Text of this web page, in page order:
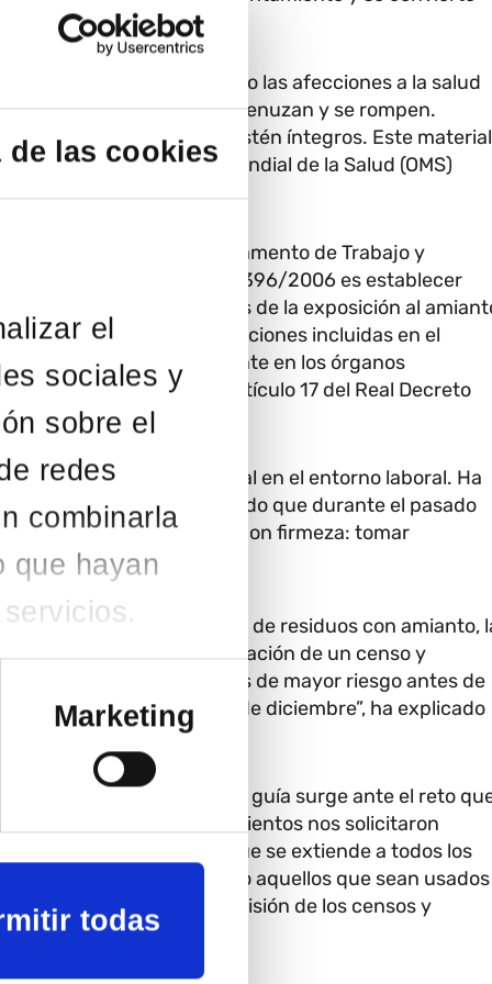
de las cookies
el
sociales y
sobre el
redes
combinarla
que hayan
Marketing
todas
Bizkaia) ha expuesto las afecciones a la salud
materiales que se desmenuzan y se rompen.
su fabricación mientras estén íntegros. Este material
La Organización Mundial de la Salud (OMS)
de Bizkaia del Departamento de Trabajo y
objeto del Real Decreto 396/2006 es establecer
los riesgos derivados de la exposición al
actividades u operaciones incluidas en el
por amianto, existente en los órganos
tal como indica el artículo 17 del Real Decreto
de este material en el entorno laboral. Ha
su ponencia ha destacado que durante el pasado
dar los siguientes pasos con firmeza: tomar
a cumplir en la retirada de residuos con amianto,
obligatoriedad de elaboración de un censo y
de edificios públicos de mayor riesgo antes de
de RDP para el 31 de diciembre”, ha explicado
parte, ha explicado que la guía surge ante el reto
2030 los ayuntamientos nos solicitaron
ha referido al alcance que se extiende a todos los
y privada; priorizando aquellos que sean usados
que, a priori, la remisión de los censos y